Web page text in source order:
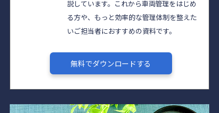
説しています。これから車両管理をはじめ
る方や、もっと効率的な管理体制を整えた
いご担当者におすすめの資料です。
無料でダウンロードする